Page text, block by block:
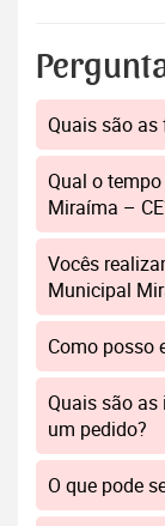
Quais são
Qual o
Miraíma –
Vocês
Municipal
Como posso
Quais são
um pedido?
O que pode